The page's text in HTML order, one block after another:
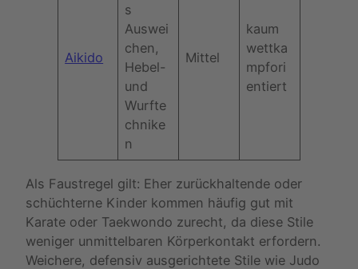
Aikido
s
Auswei
chen,
Hebel-
und
Wurfte
chnike
n
Mittel
kaum
wettka
mpfori
entiert
Als Faustregel gilt: Eher zurückhaltende oder
schüchterne Kinder kommen häufig gut mit
Karate oder Taekwondo zurecht, da diese Stile
weniger unmittelbaren Körperkontakt erfordern.
Weichere, defensiv ausgerichtete Stile wie Judo